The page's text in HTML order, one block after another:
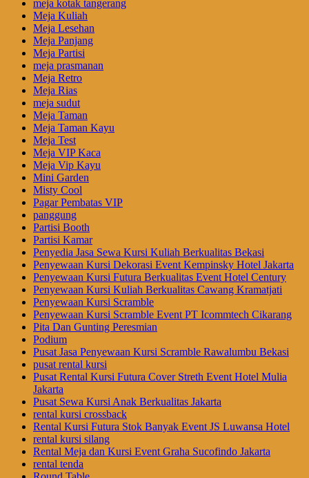
meja kotak tangerang
Meja Kuliah
Meja Lesehan
Meja Panjang
Meja Partisi
meja prasmanan
Meja Retro
Meja Rias
meja sudut
Meja Taman
Meja Taman Kayu
Meja Test
Meja VIP Kaca
Meja Vip Kayu
Mini Garden
Misty Cool
Pagar Pembatas VIP
panggung
Partisi Booth
Partisi Kamar
Penyedia Jasa Sewa Kursi Kuliah Berkualitas Bekasi
Penyewaan Kursi Dekorasi Event Kempinsky Hotel Jakarta
Penyewaan Kursi Futura Berkualitas Event Hotel Century
Penyewaan Kursi Kuliah Berkualitas Cawang Kramatjati
Penyewaan Kursi Scramble
Penyewaan Kursi Scramble Event PT Icommtech Cikarang
Pita Dan Gunting Peresmian
Podium
Pusat Jasa Penyewaan Kursi Scramble Rawalumbu Bekasi
pusat rental kursi
Pusat Rental Kursi Futura Cover Streth Event Hotel Mulia
Jakarta
Pusat Sewa Kursi Anak Berkualitas Jakarta
rental kursi crossback
Rental Kursi Futura Stok Banyak Event JS Luwansa Hotel
rental kursi silang
Rental Meja dan Kursi Event Graha Sucofindo Jakarta
rental tenda